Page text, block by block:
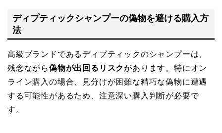
ディプティックシャンプーの偽物を避ける購入方
法
高級ブランドであるディプティックのシャンプーは、
残念ながら偽物が出回るリスク があります。特にオン
ライン購入の場合、見分けが困難な精巧な偽物に遭遇
する可能性があるため、注意深い購入判断が必要で
す。